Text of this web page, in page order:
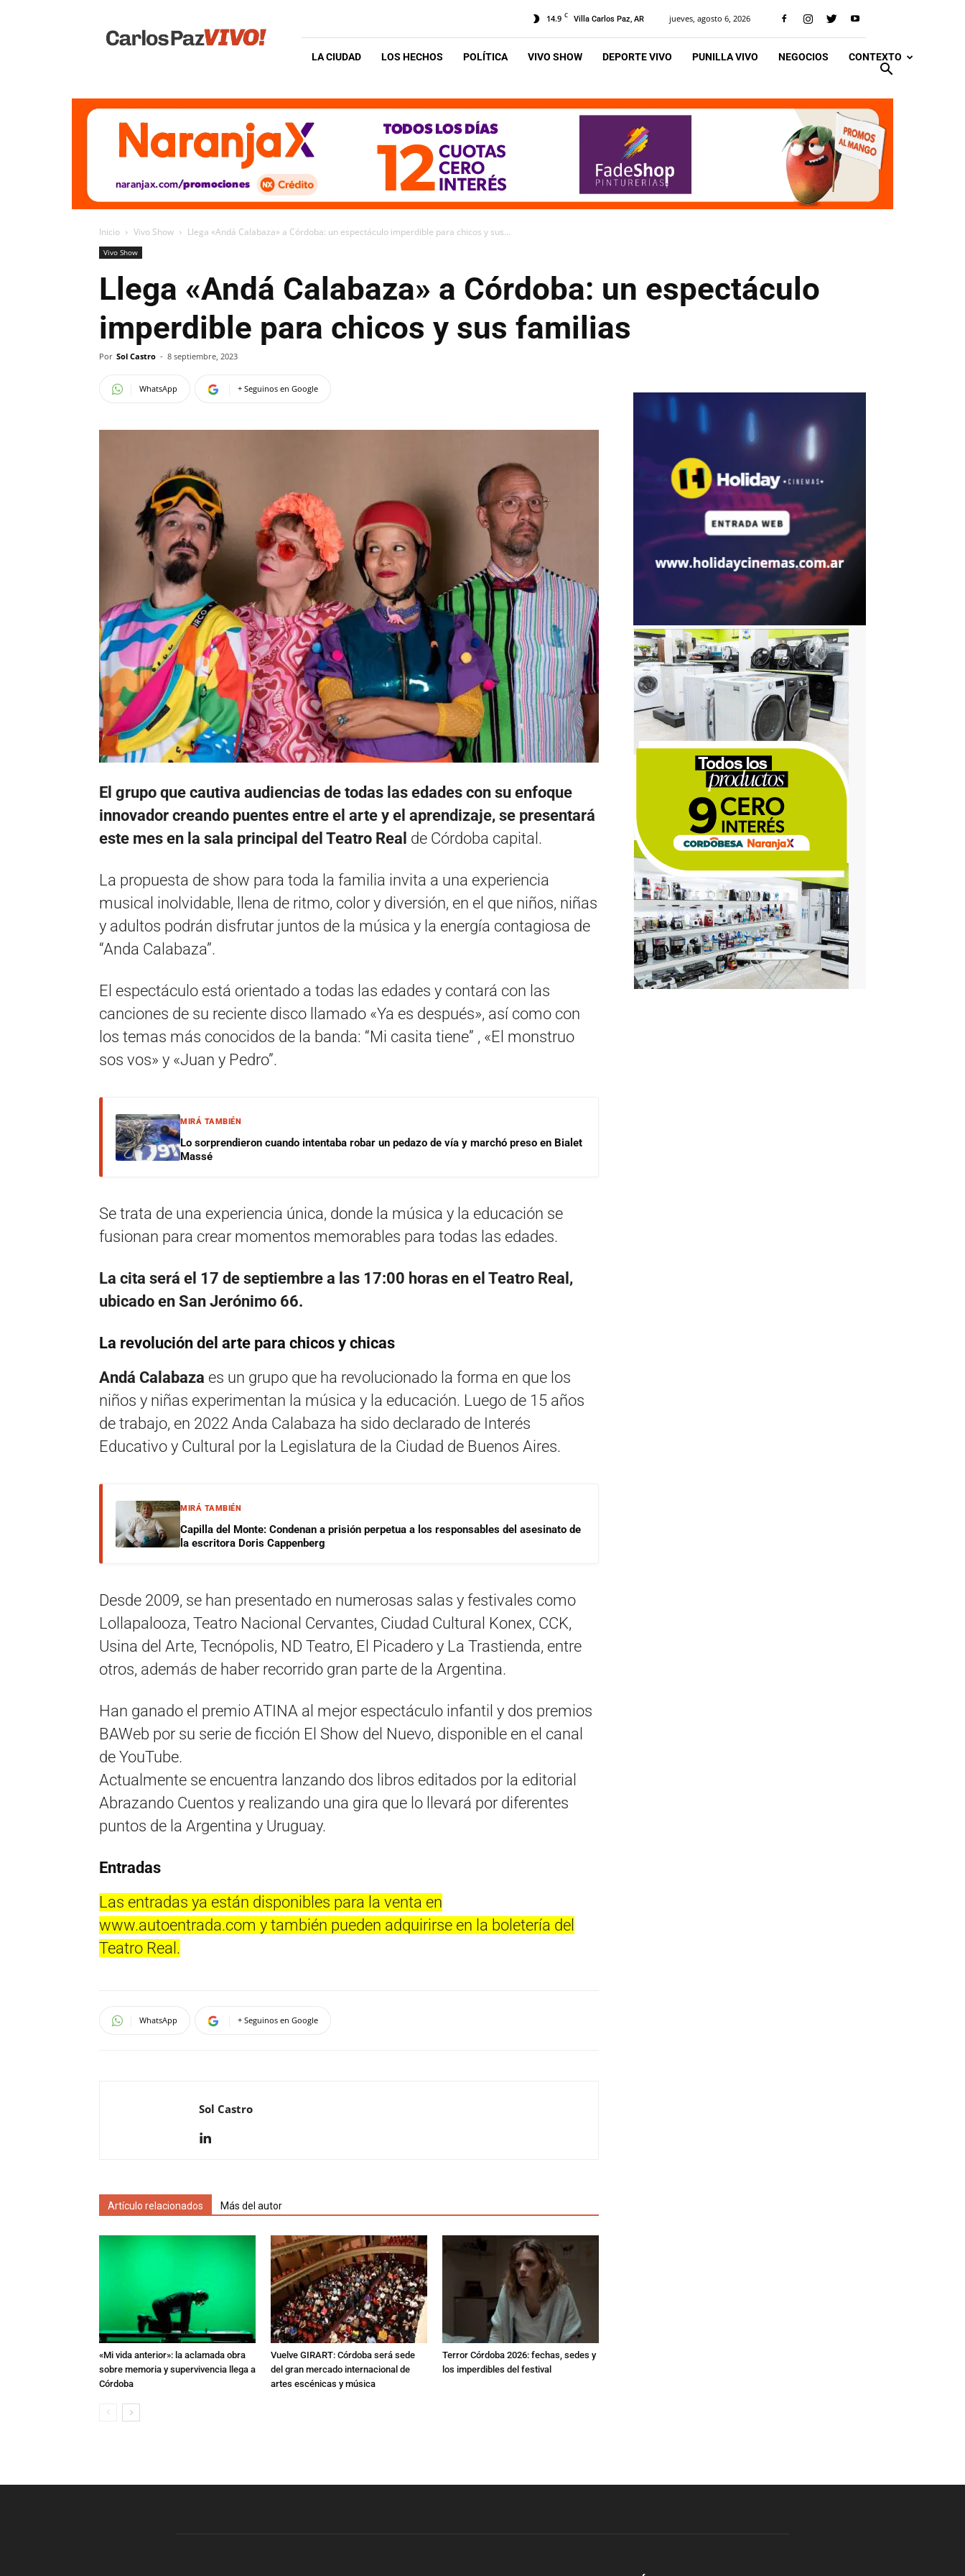
Vivo
14.9 C Villa Carlos Paz, AR jueves, agosto 6, 2026
LA CIUDAD LOS HECHOS POLÍTICA VIVO SHOW DEPORTE VIVO PUNILLA VIVO NEGOCIOS CONTEXTO
Inicio Vivo Show Llega «Andá Calabaza» a Córdoba: un espectáculo imperdible para chicos y sus...
Vivo Show
Llega «Andá Calabaza» a Córdoba: un espectáculo
imperdible para chicos y sus familias
Por Sol Castro - 8 septiembre, 2023
WhatsApp + Seguinos en Google
El grupo que cautiva audiencias de todas las edades con su enfoque
innovador creando puentes entre el arte y el aprendizaje, se presentará
este mes en la sala principal del Teatro Real de Córdoba capital.
La propuesta de show para toda la familia invita a una experiencia
musical inolvidable, llena de ritmo, color y diversión, en el que niños, niñas
y adultos podrán disfrutar juntos de la música y la energía contagiosa de
“Anda Calabaza”.
El espectáculo está orientado a todas las edades y contará con las
canciones de su reciente disco llamado «Ya es después», así como con
los temas más conocidos de la banda: “Mi casita tiene” , «El monstruo
sos vos» y «Juan y Pedro”.
MIRÁ TAMBIÉN
Lo sorprendieron cuando intentaba robar un pedazo de vía y marchó preso en Bialet
Massé
Se trata de una experiencia única, donde la música y la educación se
fusionan para crear momentos memorables para todas las edades.
La cita será el 17 de septiembre a las 17:00 horas en el Teatro Real,
ubicado en San Jerónimo 66.
La revolución del arte para chicos y chicas
Andá Calabaza es un grupo que ha revolucionado la forma en que los
niños y niñas experimentan la música y la educación. Luego de 15 años
de trabajo, en 2022 Anda Calabaza ha sido declarado de Interés
Educativo y Cultural por la Legislatura de la Ciudad de Buenos Aires.
MIRÁ TAMBIÉN
Capilla del Monte: Condenan a prisión perpetua a los responsables del asesinato de
la escritora Doris Cappenberg
Desde 2009, se han presentado en numerosas salas y festivales como
Lollapalooza, Teatro Nacional Cervantes, Ciudad Cultural Konex, CCK,
Usina del Arte, Tecnópolis, ND Teatro, El Picadero y La Trastienda, entre
otros, además de haber recorrido gran parte de la Argentina.
Han ganado el premio ATINA al mejor espectáculo infantil y dos premios
BAWeb por su serie de ficción El Show del Nuevo, disponible en el canal
de YouTube.
Actualmente se encuentra lanzando dos libros editados por la editorial
Abrazando Cuentos y realizando una gira que lo llevará por diferentes
puntos de la Argentina y Uruguay.
Entradas
Las entradas ya están disponibles para la venta en
www.autoentrada.com y también pueden adquirirse en la boletería del
Teatro Real.
WhatsApp + Seguinos en Google
Sol Castro
Artículo relacionados Más del autor
«Mi vida anterior»: la aclamada obra
sobre memoria y supervivencia llega a
Córdoba
Vuelve GIRART: Córdoba será sede
del gran mercado internacional de
artes escénicas y música
Terror Córdoba 2026: fechas, sedes y
los imperdibles del festival